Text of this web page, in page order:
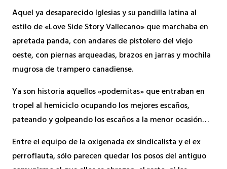
Aquel ya desaparecido Iglesias y su pandilla latina al
estilo de «Love Side Story Vallecano» que marchaba en
apretada panda, con andares de pistolero del viejo
oeste, con piernas arqueadas, brazos en jarras y mochila
mugrosa de trampero canadiense.
Ya son historia aquellos «podemitas» que entraban en
tropel al hemiciclo ocupando los mejores escaños,
pateando y golpeando los escaños a la menor ocasión…
Entre el equipo de la oxigenada ex sindicalista y el ex
perroflauta, sólo parecen quedar los posos del antiguo